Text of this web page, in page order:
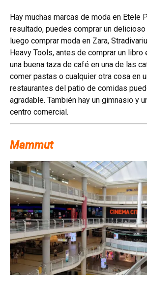
Hay muchas marcas de moda en Etele
resultado, puedes comprar un
luego comprar moda en Zara,
Heavy Tools, antes de comprar un libro
una buena taza de café en una de las
comer pastas o cualquier otra cosa en
restaurantes del patio de comidas
agradable. También hay un gimnasio y
centro comercial.
Mammut